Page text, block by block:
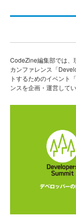
CodeZine編集部では、
カンファレンス「
トするためのイベント
ンスを企画・運営してい